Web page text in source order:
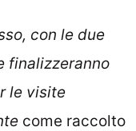
con le due
finalizzeranno
le visite
come raccolto